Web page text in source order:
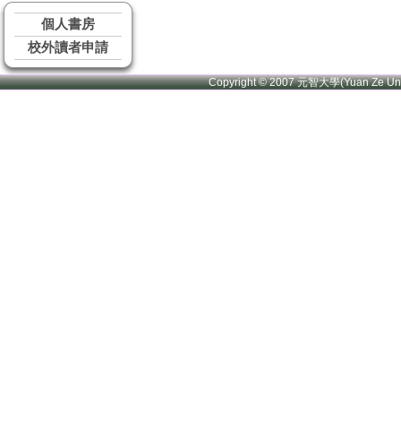
個人書房
校外讀者申請
Copyright © 2007 元智大學(Yuan Ze